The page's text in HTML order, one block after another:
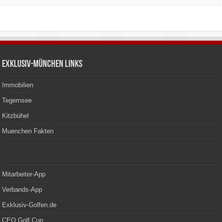
Exklusiv-München Links
Immobilien
Tegernsee
Kitzbühel
Muenchen Fakten
Mitarbeiter-App
Verbands-App
Exklusiv-Golfen.de
CEO Golf Cup